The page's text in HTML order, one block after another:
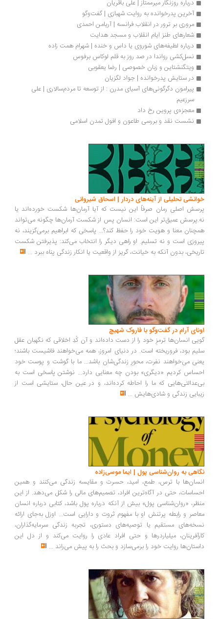
درباره روزنگار میرممتاز | علی باقریان
آخرین پدرخوانده به روایت شهبازی | گفت‌وگو
مروری بر ترور در انقلاب فرانسه | آریامن احمدی
شعارهای طنز ایام انقلاب و مسجد هدایت
درباره لطیفه‌‌‌‌‌‌های شوروی یا داس و خنده | شهرام همت زاده
نسل‌کشی رواندا در صد روز به قلم لوکاس برفوس
ویتگنشتاین و زبان خصوصی | رضا یعقوبی
در ستایش پدرخوانده | جواد لگزیان
پیرامون دگرگونی‌های آسیای مدرن : از توسعه تا مردم‌سالاری | علی
معجزه‌ی پروین رخ داد
نشست نقد و بررسی طاعون و افول تمدن اسلامی
تحلیلی از آینه‌های دردار | اسحاق شیروانی
اصلی رمان صرفاً این نیست که آیا آرمان‌ها شکست خورده‌اند یا
عمیق‌تر این است: انسان پس از شکست آرمان‌ها چگونه می‌تواند
معنا و هویت خود را حفظ کند؟... پاسخی که ابراهیم برمی‌گزیند، نه
است و نه تسلیم. او راهی دیگر را انتخاب می‌کند: پذیرفتن شکست
بدون آنکه به خیانت، گریز از واقعیت یا انکار زندگی پناه ببرد...
آرام در گفت‌وگو با فاروک شهیچ‭
انسان‌ها ترمزِ خود را از دست داده‌اند و آن کُدِ اخلاقی که نگهبان عقل
بود، فروریخته است. در دنیای امروز، همه می‌خواهند فاشیست باشند؛
می‌خواهند نفرت، محورِ زندگی‌شان باشد... ما با گوشت و پوست خود
کردیم «دیگری» بودن چه معنایی دارد... نوشتن پاسخی است به
که ما را احاطه کرده‌اند، و در عین حال، ستایشی است از
زندگی و شادی‌هایش...
به روان‌شناسی پول | ایما موسی‌زاده
با ترس، طمع، امید، حسرت و مقایسه زندگی می‌کنند و همین
حتی در آگاه‌ترین افراد، تصمیم‌های مالی را شکل می‌دهد. از این
«روان‌شناسی پول» بیش از آنکه درباره پول باشد، کتابی درباره انسان
و رابطه پرتنش او با مفهوم ثروت و دارایی است... اوزل به‌جای ارائه
مستقیم یا توصیه‌های دستوری، تجربه زندگی سرمایه‌گذاران،
میلیاردرها و حتی افراد عادی را روایت می‌کند و از دل این
روایت خود را برمی‌سازد و بحث را به پیش می‌راند ...